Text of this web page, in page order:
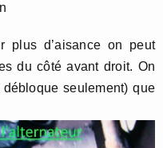
plus d’aisance on peut
du côté avant droit. On
seulement) que